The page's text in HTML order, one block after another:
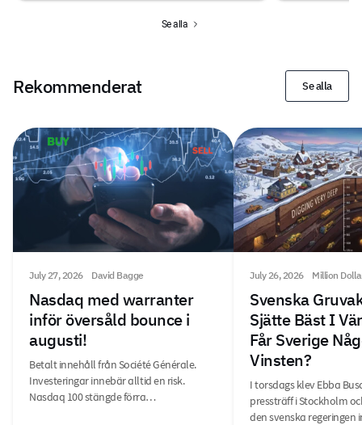
Se alla
Rekommenderat Se alla
July 27, 2026 David Bagge
Nasdaq med warranter
inför översåld bounce i
augusti!
Betalt innehåll från Société Générale.
Investeringar innebär alltid en risk.
Nasdaq 100 stängde förra…
July 26, 2026 Million
Svenska
Sjätte Bäst I
Får Sverige
Vinsten?
I torsdags klev Ebba
pressträff i Stockholm
den svenska